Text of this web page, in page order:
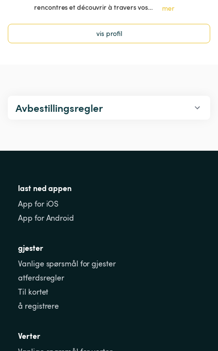
rencontres et découvrir à travers vos…
mer
vis profil
Avbestillingsregler
last ned appen
App for iOS
App for Android
gjester
Vanlige spørsmål for gjester
atferdsregler
Til kortet
å registrere
Verter